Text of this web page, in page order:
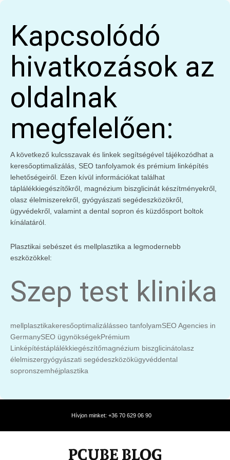
Kapcsolódó
hivatkozások az
oldalnak
megfelelően:
A következő kulcsszavak és linkek segítségével tájékozódhat a
keresőoptimalizálás, SEO tanfolyamok és prémium linképítés
lehetőségeiről. Ezen kívül információkat találhat
táplálékkiegészítőkről, magnézium biszglicinát készítményekről,
olasz élelmiszerekről, gyógyászati segédeszközökről,
ügyvédekről, valamint a dental sopron és küzdősport boltok
kínálatáról.
Plasztikai sebészet és mellplasztika a legmodernebb
eszközökkel:
Szep test klinika
mellplasztikakeresőoptimalizálásseo tanfolyamSEO Agencies in
GermanySEO ügynökségekPrémium
Linképítéstáplálékkiegészítőmagnézium biszglicinátolasz
élelmiszergyógyászati segédeszközökügyvéddental
sopronszemhéjplasztika
Hívjon minket: +36 70 629 06 90